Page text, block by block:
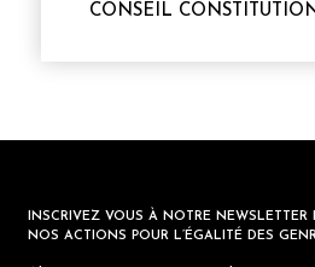
CONSEIL
INSCRIVEZ VOUS À NOTRE NEWSLETTER
NOS ACTIONS POUR L’ÉGALITÉ DES